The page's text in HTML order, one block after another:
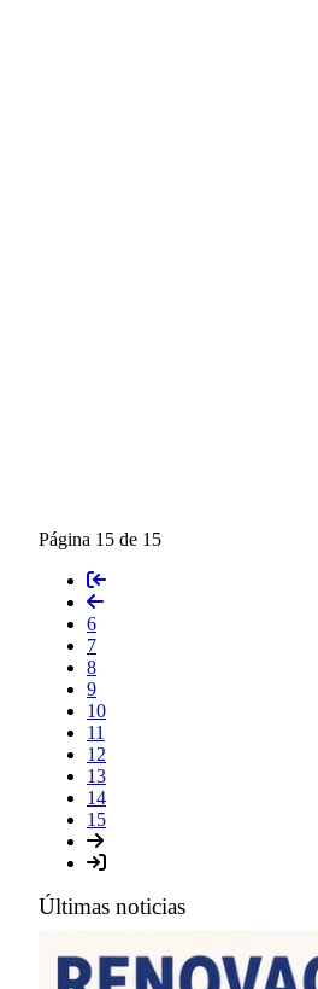
Página 15 de 15
6
7
8
9
10
11
12
13
14
15
Últimas noticias